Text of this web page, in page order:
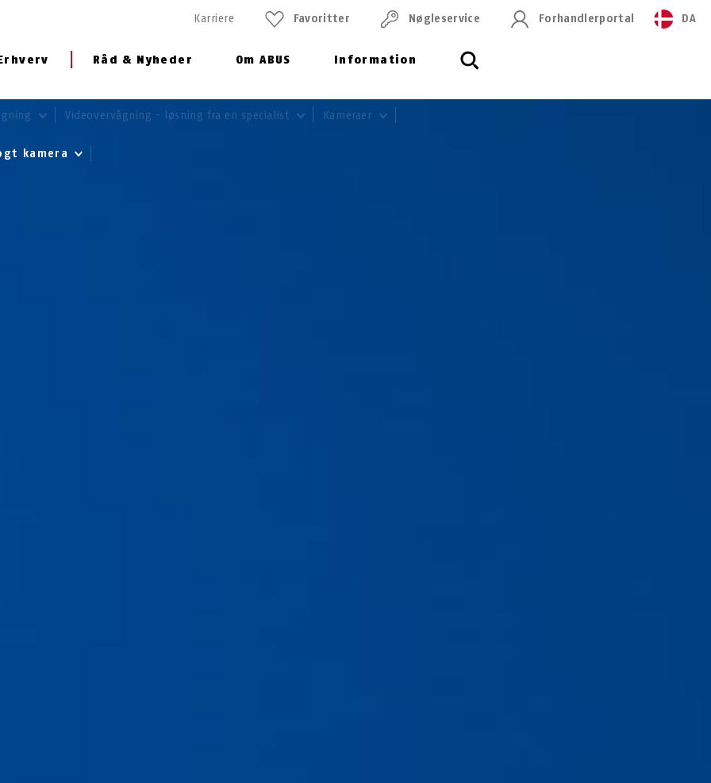
Råd & Nyheder Om ABUS Information
Karriere Favoritter Nøgleservice Forhandlerportal DA
Videovervågning - løsning fra en specialist Kameraer
kamera